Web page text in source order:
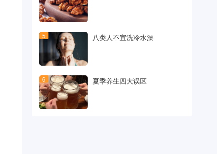
5 八类人不宜洗冷水澡
6 夏季养生四大误区